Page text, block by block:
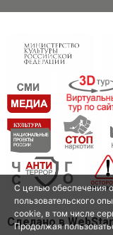
Сделано в
С целью обеспечения
пользовательского
cookie, в том числе
Продолжая